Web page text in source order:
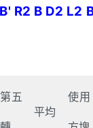
R2 B D2 L2
第五
平均
使用